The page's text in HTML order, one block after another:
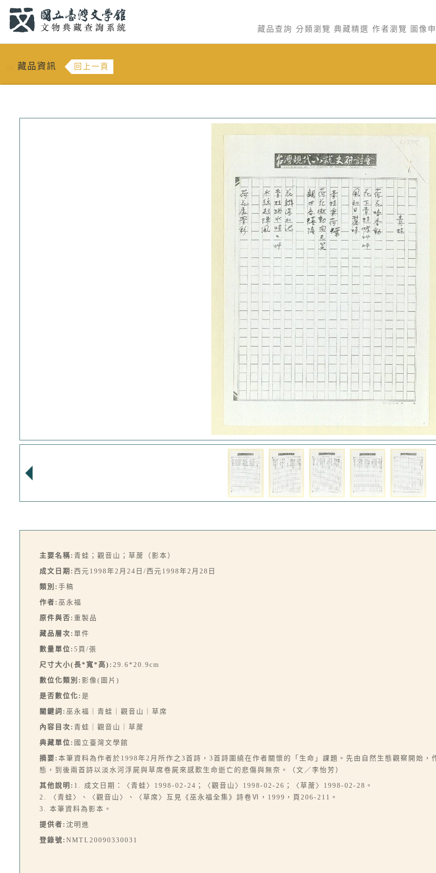
藏品查詢 分類瀏覽 典藏精選 作者瀏覽 圖像
::: 藏品資訊 回上一頁
主要名稱: 青蛙；觀音山；草蓆（影本）
成文日期: 西元1998年2月24日/西元1998年2月28日
類別: 手稿
作者: 巫永福
原件與否: 重製品
藏品層次: 單件
數量單位: 5頁/張
尺寸大小(長*寬*高): 29.6*20.9cm
數位化類別: 影像(圖片)
是否數位化: 是
關鍵詞: 巫永福｜青蛙｜觀音山｜草席
內容目次: 青蛙｜觀音山｜草蓆
典藏單位: 國立臺灣文學館
摘要: 本筆資料為作者於1998年2月所作之3首詩，3首詩圍繞在作者關懷的「生命」課題。先由自然生態觀察開始，
態，到後兩首詩以淡水河浮屍與草席卷屍來感歎生命逝亡的悲傷與無奈。（文／李怡芳）
其他說明: 1. 成文日期：〈青蛙〉1998-02-24；〈觀音山〉1998-02-26；〈草蓆〉1998-02-28。
2. 〈青蛙〉、〈觀音山〉、〈草席〉互見《巫永福全集》詩卷Ⅵ，1999，頁206-211。
3. 本筆資料為影本。
提供者: 沈明進
登錄號: NMTL20090330031